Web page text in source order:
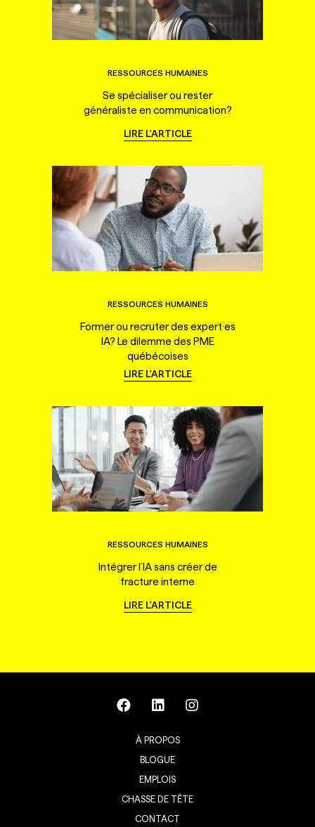
RESSOURCES HUMAINES
Se spécialiser ou rester
généraliste en communication?
LIRE L'ARTICLE
RESSOURCES HUMAINES
Former ou recruter des expert·es
IA? Le dilemme des PME
québécoises
LIRE L'ARTICLE
RESSOURCES HUMAINES
Intégrer l’IA sans créer de
fracture interne
LIRE L'ARTICLE
À PROPOS
BLOGUE
EMPLOIS
CHASSE DE TÊTE
CONTACT